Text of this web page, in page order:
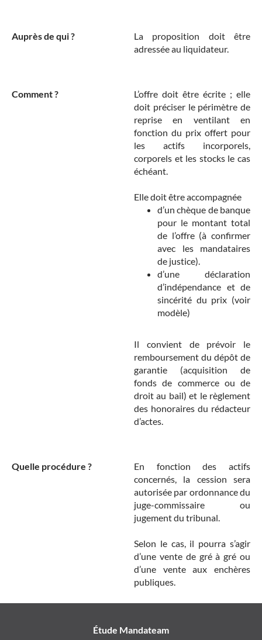
Auprès de qui ?
La proposition doit être
adressée au liquidateur.
Comment ?
L’offre doit être écrite ; elle
doit préciser le périmètre de
reprise en ventilant en
fonction du prix offert pour
les actifs incorporels,
corporels et les stocks le cas
échéant.
Elle doit être accompagnée
d’un chèque de banque
pour le montant total
de l’offre (à confirmer
avec les mandataires
de justice).
d’une déclaration
d’indépendance et de
sincérité du prix (voir
modèle)
Il convient de prévoir le
remboursement du dépôt de
garantie (acquisition de
fonds de commerce ou de
droit au bail) et le règlement
des honoraires du rédacteur
d’actes.
Quelle procédure ?
En fonction des actifs
concernés, la cession sera
autorisée par ordonnance du
juge-commissaire ou
jugement du tribunal.
Selon le cas, il pourra s’agir
d’une vente de gré à gré ou
d’une vente aux enchères
publiques.
Étude Mandateam